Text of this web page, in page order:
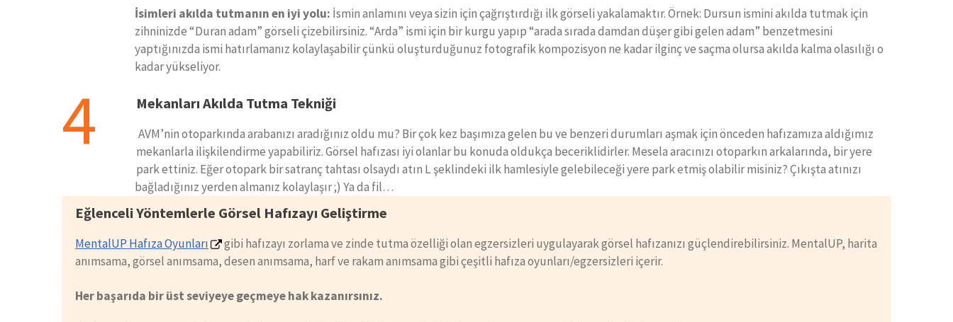
İsimleri akılda tutmanın en iyi yolu: İsmin anlamını veya sizin için çağrıştırdığı ilk görseli yakalamaktır. Örnek: Dursun ismini akılda tutmak için
zihninizde “Duran adam” görseli çizebilirsiniz. “Arda” ismi için bir kurgu yapıp “arada sırada damdan düşer gibi gelen adam” benzetmesini
yaptığınızda ismi hatırlamanız kolaylaşabilir çünkü oluşturduğunuz fotografik kompozisyon ne kadar ilginç ve saçma olursa akılda kalma olasılığı o
kadar yükseliyor.
4 Mekanları Akılda Tutma Tekniği
AVM’nin otoparkında arabanızı aradığınız oldu mu? Bir çok kez başımıza gelen bu ve benzeri durumları aşmak için önceden hafızamıza aldığımız
mekanlarla ilişkilendirme yapabiliriz. Görsel hafızası iyi olanlar bu konuda oldukça beceriklidirler. Mesela aracınızı otoparkın arkalarında, bir yere
park ettiniz. Eğer otopark bir satranç tahtası olsaydı atın L şeklindeki ilk hamlesiyle gelebileceği yere park etmiş olabilir misiniz? Çıkışta atınızı
bağladığınız yerden almanız kolaylaşır ;) Ya da fil…
Eğlenceli Yöntemlerle Görsel Hafızayı Geliştirme
MentalUP Hafıza Oyunları
gibi hafızayı zorlama ve zinde tutma özelliği olan egzersizleri uygulayarak görsel hafızanızı güçlendirebilirsiniz. MentalUP, harita
anımsama, görsel anımsama, desen anımsama, harf ve rakam anımsama gibi çeşitli hafıza oyunları/egzersizleri içerir.
Her başarıda bir üst seviyeye geçmeye hak kazanırsınız.